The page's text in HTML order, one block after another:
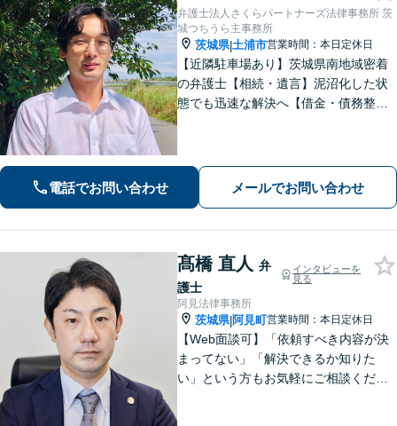
弁護士法人さくらパートナーズ法律事務所 茨
城つちうら主事務所
茨城県|土浦市営業時間：本日定休日
【近隣駐車場あり】茨城県南地域密着
の弁護士【相続・遺言】泥沼化した状
態でも迅速な解決へ【借金・債務整
可】【休日・夜間対応可】
電話でお問い合わせ メールでお問い合わせ
髙橋 直人 弁
護士
インタビューを
見る
阿見法律事務所
茨城県|阿見町営業時間：本日定休日
【Web面談可】「依頼すべき内容が決
まってない」「解決できるか知りた
い」という方もお気軽にご相談くださ